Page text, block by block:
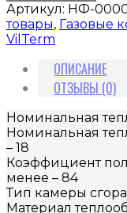
Артикул: НФ-
товары, Газовые
VilTerm
ОПИСАНИЕ
ОТЗЫВЫ (0)
Номинальная
Номинальная
– 18
Коэффициент
менее – 84
Тип камеры
Материал